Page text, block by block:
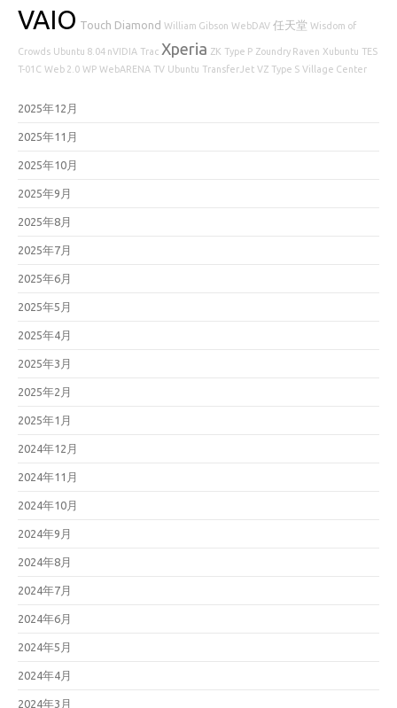
VAIO Touch Diamond William Gibson WebDAV 任天堂 Wisdom of
Crowds Ubuntu 8.04 nVIDIA Trac Xperia ZK Type P Zoundry Raven Xubuntu TES
T-01C Web 2.0 WP WebARENA TV Ubuntu TransferJet VZ Type S Village Center
2025年12月
2025年11月
2025年10月
2025年9月
2025年8月
2025年7月
2025年6月
2025年5月
2025年4月
2025年3月
2025年2月
2025年1月
2024年12月
2024年11月
2024年10月
2024年9月
2024年8月
2024年7月
2024年6月
2024年5月
2024年4月
2024年3月